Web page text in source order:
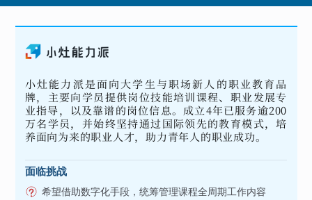
小灶能力派是面向大学生与职场新人的职业教育品
牌，主要向学员提供岗位技能培训课程、职业发展专
业指导，以及靠谱的岗位信息。成立4年已服务逾200
万名学员，并始终坚持通过国际领先的教育模式，培
养面向为来的职业人才，助力青年人的职业成功。
面临挑战
希望借助数字化手段，统筹管理课程全周期工作内容